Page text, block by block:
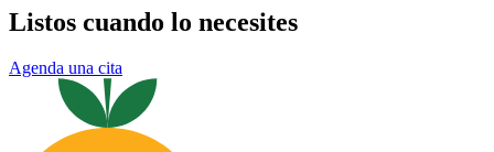
Listos cuando lo necesites
Agenda una cita